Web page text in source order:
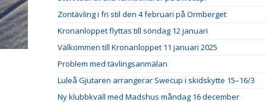
Zontävling i fri stil den 4 februari på Ormberget
Kronanloppet flyttas till söndag 12 januari
Välkommen till Kronanloppet 11 januari 2025
Problem med tävlingsanmälan
Luleå Gjutaren arrangerar Swecup i skidskytte 15–16/3
Ny klubbkväll med Madshus måndag 16 december